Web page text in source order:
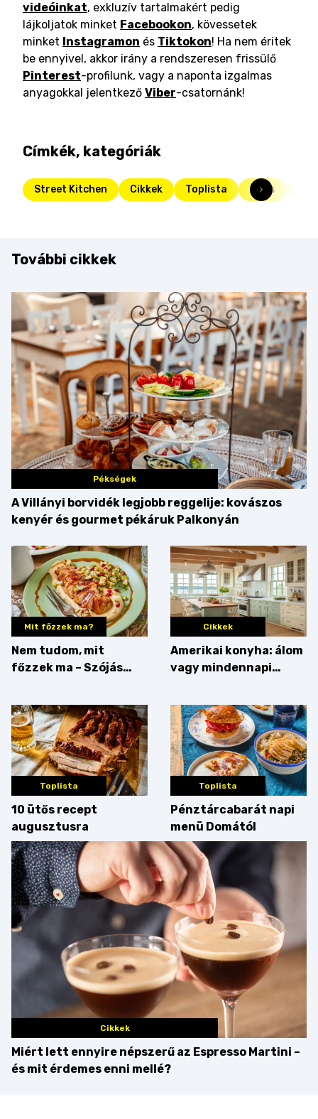
videóinkat, exkluzív tartalmakért pedig
lájkoljatok minket Facebookon, kövessetek
minket Instagramon és Tiktokon! Ha nem éritek
be ennyivel, akkor irány a rendszeresen frissülő
Pinterest-profilunk, vagy a naponta izgalmas
anyagokkal jelentkező Viber-csatornánk!
Címkék, kategóriák
Street Kitchen Cikkek Toplista Friss
További cikkek
Pékségek
A Villányi borvidék legjobb reggelije: kovászos
kenyér és gourmet pékáruk Palkonyán
Mit főzzek ma?
Nem tudom, mit
főzzek ma – Szójás
Cikkek
Amerikai konyha: álom
vagy mindennapi
az érveket
Toplista
10 ütős recept
augusztusra
Toplista
Pénztárcabarát napi
menü Domától
Cikkek
Miért lett ennyire népszerű az Espresso Martini –
és mit érdemes enni mellé?